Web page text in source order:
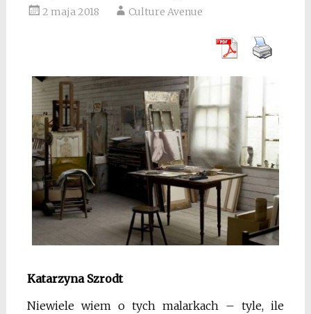
2 maja 2018 Culture Avenue
Katarzyna Szrodt
Niewiele wiem o tych malarkach – tyle, ile